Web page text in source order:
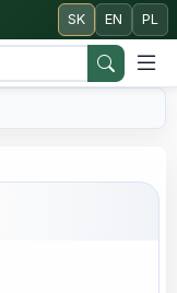
SK EN PL